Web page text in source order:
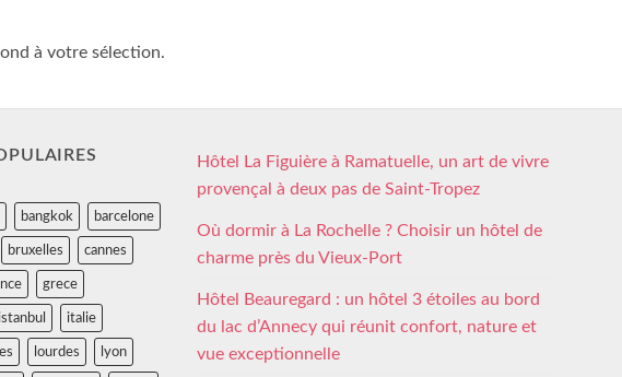
à votre sélection.
bangkok barcelone
bruxelles cannes
grece
istanbul italie
lourdes lyon
Hôtel La Figuière à Ramatuelle, un art de vivre
provençal à deux pas de Saint-Tropez
Où dormir à La Rochelle ? Choisir un hôtel de
charme près du Vieux-Port
Hôtel Beauregard : un hôtel 3 étoiles au bord
du lac d’Annecy qui réunit confort, nature et
vue exceptionnelle